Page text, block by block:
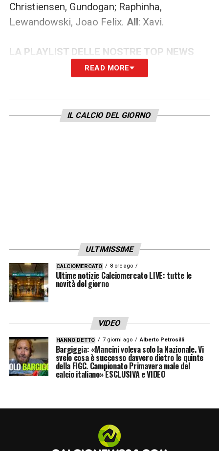
Christiensen, Gundogan; Raphinha,
Lewandowski, Joao Felix. All: Xavi.
LA PLAYLIST DELLE NOSTRE TOP NEWS
READ MORE
IL CALCIO DEL GIORNO
ULTIMISSIME
CALCIOMERCATO 8 ore ago
Ultime notizie Calciomercato LIVE: tutte le
novità del giorno
VIDEO
HANNO DETTO 7 giorni ago Alberto Petrosilli
Bargiggia: «Mancini voleva solo la Nazionale. Vi
svelo cosa è successo davvero dietro le quinte
della FIGC. Campionato Primavera male del
calcio italiano» ESCLUSIVA e VIDEO